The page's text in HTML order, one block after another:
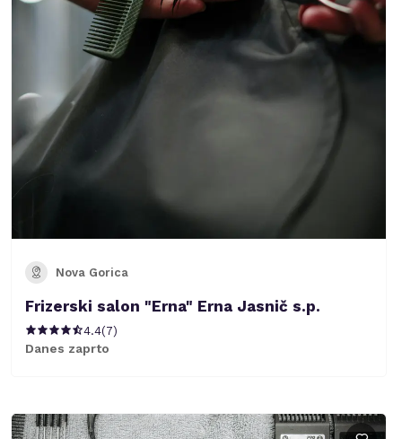
Nova Gorica
Frizerski salon "Erna" Erna Jasnič s.p.
4.4(7)
Danes zaprto